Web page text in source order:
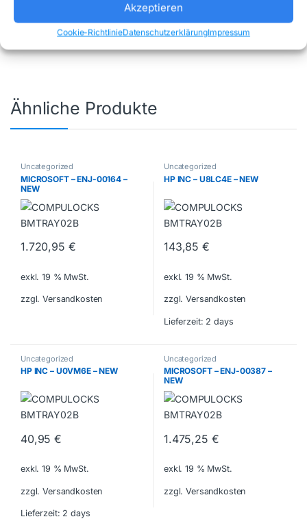
Akzeptieren
Cookie-RichtlinieDatenschutzerklärungImpressum
Marke: APPLE
Ähnliche Produkte
Uncategorized
MICROSOFT – ENJ-00164 –
NEW
1.720,95 €
exkl. 19 % MwSt.
zzgl. Versandkosten
Uncategorized
HP INC – U8LC4E – NEW
143,85€
exkl. 19 % MwSt.
zzgl. Versandkosten
Lieferzeit: 2 days
Uncategorized
HP INC – U0VM6E – NEW
40,95€
exkl. 19 % MwSt.
zzgl. Versandkosten
Lieferzeit: 2 days
Uncategorized
MICROSOFT – ENJ-00387 –
NEW
1.475,25 €
exkl. 19 % MwSt.
zzgl. Versandkosten